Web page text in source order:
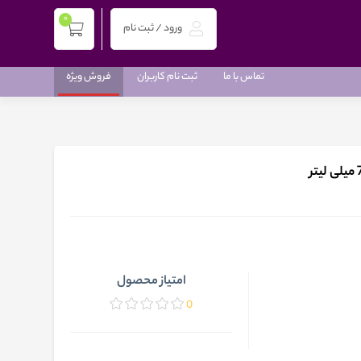
ورود / ثبت نام
0
تماس با ما ثبت نام کاربران فروش ویژه
امتیاز محصول
0